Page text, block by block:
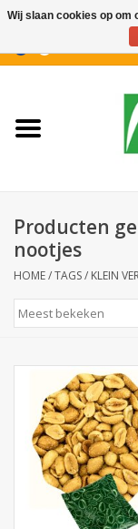
Nieuwigheden
Koffiekoekjes
Aperitiefkoekjes
Botanicals
Snoeppot-Snoep
Producten
nootjes
HOME/TAGS/ KLEIN
Wij slaan cookies op om